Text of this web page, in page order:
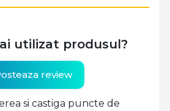
utilizat produsul?
review
si castiga puncte de